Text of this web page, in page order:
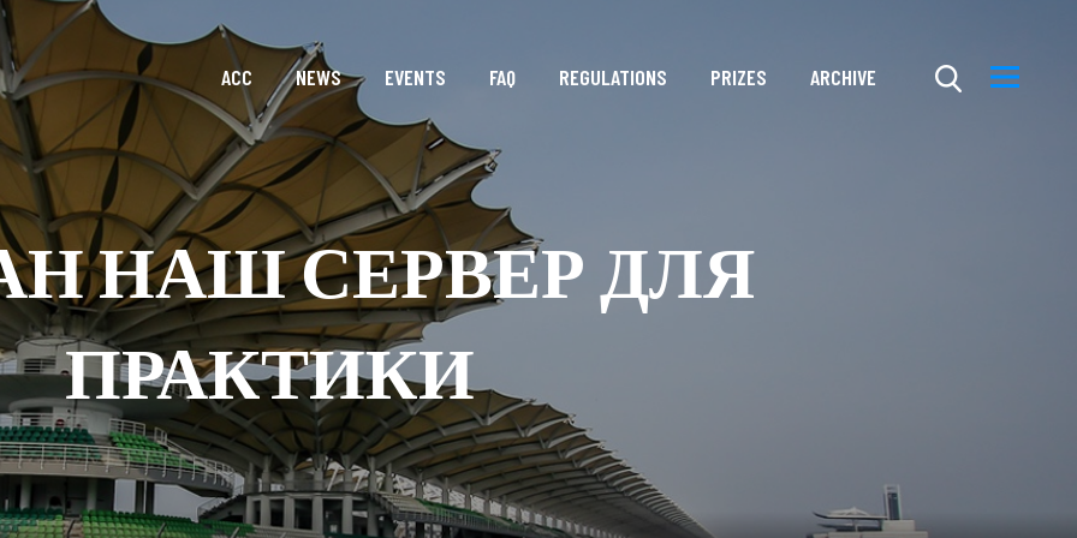
ACC NEWS EVENTS FAQ REGULATIONS PRIZES ARCHIVE
НАШ СЕРВЕР ДЛЯ
ПРАКТИКИ